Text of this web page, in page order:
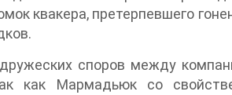
квакера, претерпевшего
споров между
как Мармадьюк со